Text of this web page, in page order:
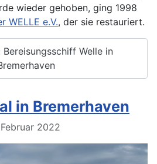
wieder gehoben, ging 1998
WELLE e.V., der sie restauriert.
Bereisungsschiff Welle in
in Bremerhaven
2022